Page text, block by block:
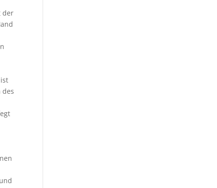
der
des